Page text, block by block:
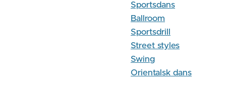
Sportsdans
Ballroom
Sportsdrill
Street styles
Swing
Orientalsk dans